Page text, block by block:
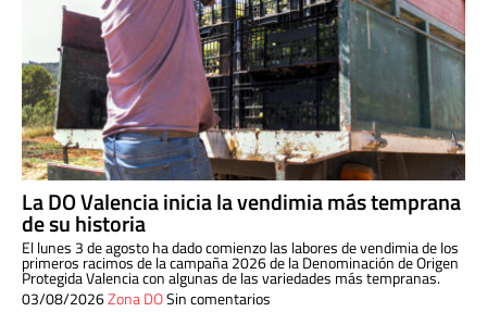
La DO Valencia inicia la vendimia más temprana
de su historia
El lunes 3 de agosto ha dado comienzo las labores de vendimia de los
primeros racimos de la campaña 2026 de la Denominación de Origen
Protegida Valencia con algunas de las variedades más tempranas.
03/08/2026Zona DOSin comentarios